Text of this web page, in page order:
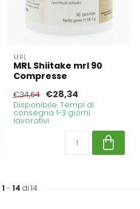
MRL
MRL Shiitake mrl 90
Compresse
€34,64 €28,34
Disponibile. Tempi di
consegna 1-3 giorni
lavorativi
1 - 14 di 14